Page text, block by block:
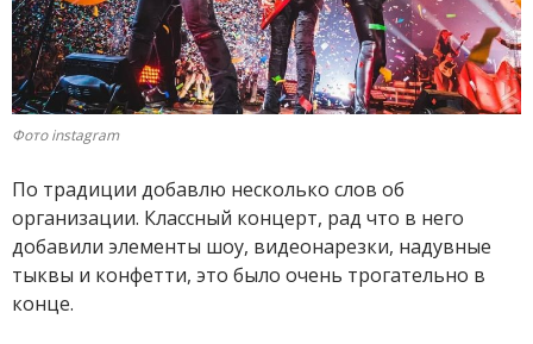
Фото instagram
По традиции добавлю несколько слов об
организации. Классный концерт, рад что в него
добавили элементы шоу, видеонарезки, надувные
тыквы и конфетти, это было очень трогательно в
конце.